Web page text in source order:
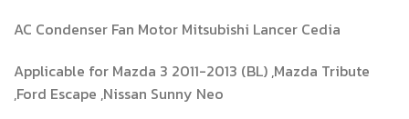
AC Condenser Fan Motor Mitsubishi Lancer Cedia
Applicable for Mazda 3 2011-2013 (BL) ,Mazda Tribute
,Ford Escape ,Nissan Sunny Neo